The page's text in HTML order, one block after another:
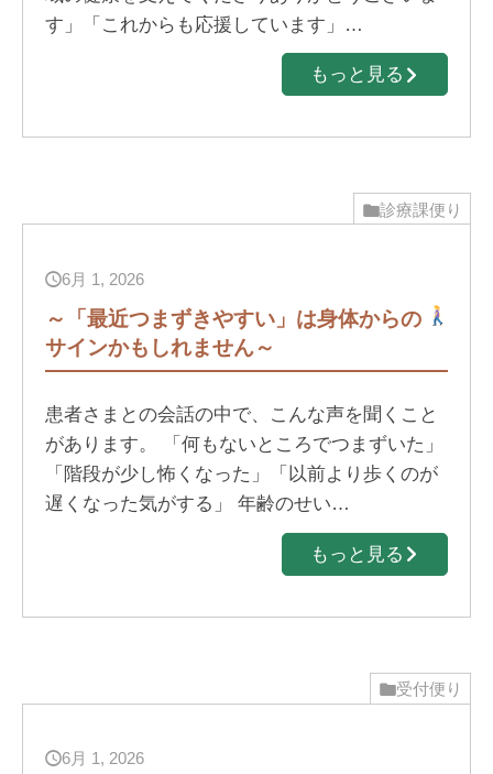
す」「これからも応援しています」…
もっと見る
診療課便り
6月 1, 2026
～「最近つまずきやすい」は身体からの
サインかもしれません～
患者さまとの会話の中で、こんな声を聞くこと
があります。 「何もないところでつまずいた」
「階段が少し怖くなった」「以前より歩くのが
遅くなった気がする」 年齢のせい…
もっと見る
受付便り
6月 1, 2026